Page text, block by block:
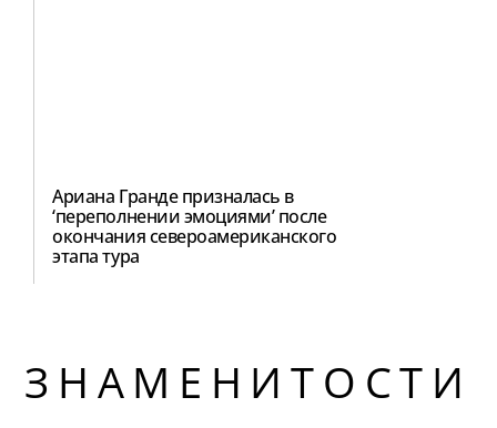
Ариана Гранде призналась в
‘переполнении эмоциями’ после
окончания североамериканского
этапа тура
ЗНАМЕНИТОСТИ